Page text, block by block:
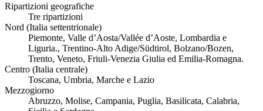
Ripartizioni geografiche
Tre ripartizioni
Nord (Italia settentrionale)
Piemonte, Valle d’Aosta/Vallée d’Aoste, Lombardia e
Liguria., Trentino-Alto Adige/Südtirol, Bolzano/Bozen,
Trento, Veneto, Friuli-Venezia Giulia ed Emilia-Romagna.
Centro (Italia centrale)
Toscana, Umbria, Marche e Lazio
Mezzogiorno
Abruzzo, Molise, Campania, Puglia, Basilicata, Calabria,